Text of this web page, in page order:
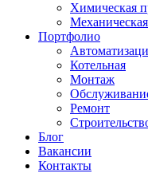
Химическая
Портфолио
Котельная
Монтаж
Ремонт
Блог
Вакансии
Контакты